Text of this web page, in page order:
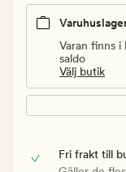
Varan finns
saldo
Välj butik
Fri frakt till